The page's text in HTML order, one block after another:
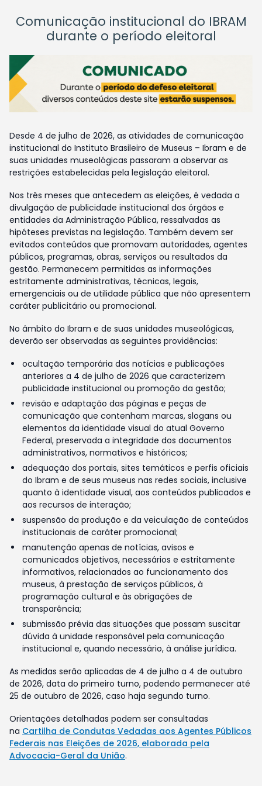
Comunicação institucional do IBRAM
durante o período eleitoral
Desde 4 de julho de 2026, as atividades de comunicação
institucional do Instituto Brasileiro de Museus – Ibram e de
suas unidades museológicas passaram a observar as
restrições estabelecidas pela legislação eleitoral.
Nos três meses que antecedem as eleições, é vedada a
divulgação de publicidade institucional dos órgãos e
entidades da Administração Pública, ressalvadas as
hipóteses previstas na legislação. Também devem ser
evitados conteúdos que promovam autoridades, agentes
públicos, programas, obras, serviços ou resultados da
gestão. Permanecem permitidas as informações
estritamente administrativas, técnicas, legais,
emergenciais ou de utilidade pública que não apresentem
caráter publicitário ou promocional.
No âmbito do Ibram e de suas unidades museológicas,
deverão ser observadas as seguintes providências:
ocultação temporária das notícias e publicações
anteriores a 4 de julho de 2026 que caracterizem
publicidade institucional ou promoção da gestão;
revisão e adaptação das páginas e peças de
comunicação que contenham marcas, slogans ou
elementos da identidade visual do atual Governo
Federal, preservada a integridade dos documentos
administrativos, normativos e históricos;
adequação dos portais, sites temáticos e perfis oficiais
do Ibram e de seus museus nas redes sociais, inclusive
quanto à identidade visual, aos conteúdos publicados e
aos recursos de interação;
suspensão da produção e da veiculação de conteúdos
institucionais de caráter promocional;
manutenção apenas de notícias, avisos e
comunicados objetivos, necessários e estritamente
informativos, relacionados ao funcionamento dos
museus, à prestação de serviços públicos, à
programação cultural e às obrigações de
transparência;
submissão prévia das situações que possam suscitar
dúvida à unidade responsável pela comunicação
institucional e, quando necessário, à análise jurídica.
As medidas serão aplicadas de 4 de julho a 4 de outubro
de 2026, data do primeiro turno, podendo permanecer até
25 de outubro de 2026, caso haja segundo turno.
Orientações detalhadas podem ser consultadas
na Cartilha de Condutas Vedadas aos Agentes Públicos
Federais nas Eleições de 2026, elaborada pela
Advocacia-Geral da União.